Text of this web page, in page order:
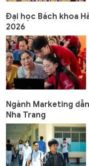
Đại học Bách khoa
2026
Ngành Marketing
Nha Trang